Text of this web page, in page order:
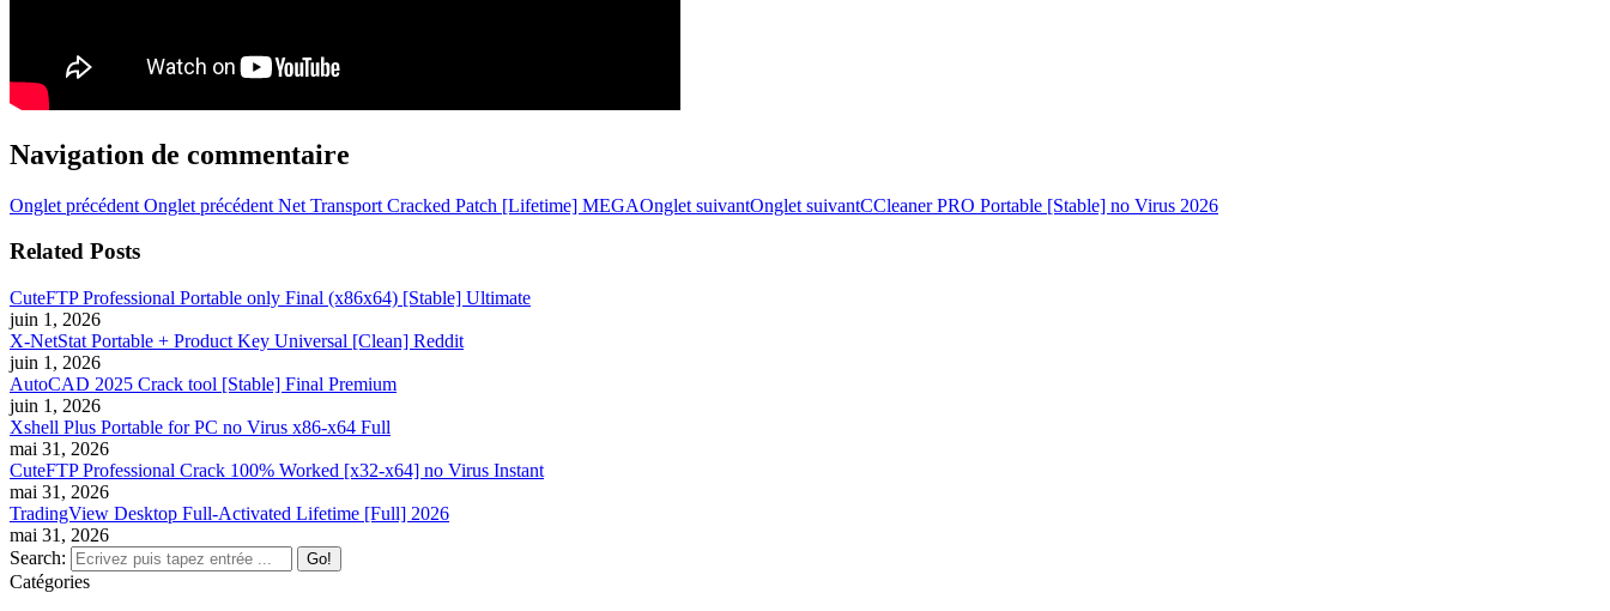
Navigation de commentaire
Onglet précédent Onglet précédent Net Transport Cracked Patch [Lifetime] MEGAOnglet suivantOnglet suivantCCleaner PRO Portable [Stable] no Virus 2026
Related Posts
CuteFTP Professional Portable only Final (x86x64) [Stable] Ultimate
juin 1, 2026
X-NetStat Portable + Product Key Universal [Clean] Reddit
juin 1, 2026
AutoCAD 2025 Crack tool [Stable] Final Premium
juin 1, 2026
Xshell Plus Portable for PC no Virus x86-x64 Full
mai 31, 2026
CuteFTP Professional Crack 100% Worked [x32-x64] no Virus Instant
mai 31, 2026
TradingView Desktop Full-Activated Lifetime [Full] 2026
mai 31, 2026
Search:
Catégories